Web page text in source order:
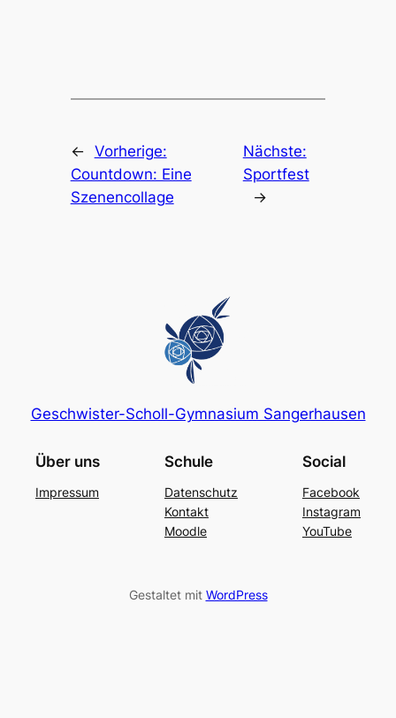
← Vorherige:
Countdown: Eine
Szenencollage
Nächste:
Sportfest
→
Geschwister-Scholl-Gymnasium Sangerhausen
Über uns
Impressum
Schule
Datenschutz
Kontakt
Moodle
Social
Facebook
Instagram
YouTube
Gestaltet mit WordPress